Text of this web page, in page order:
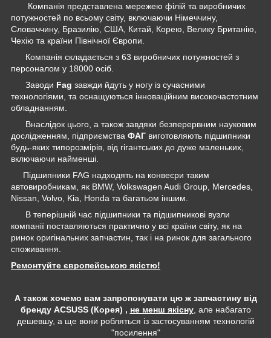
Компанія представлена мережею філій та виробничих
потужностей по всьому світу, включаючи Німеччину,
Словаччину, Бразилію, США, Китай, Корею, Велику Британію,
Чехію та країни Північної Європи.
Компанія складається з 63 виробничих потужностей з
персоналом у 18000 осіб.
Заводи Fag завжди йдуть у ногу із сучасними
технологіями, та оснащуються інноваційним високочастотним
обладнанням.
Внаслідок цього, а також завдяки безперервним науковим
дослідженням, підприємства ФАГ виготовляють підшипники
будь-яких типорозмірів, від гігантських до дуже маленьких,
включаючи найменші.
Підшипники FAG надходять на конвеєри таким
автовиробникам, як BMW, Volkswagen Audi Group, Mercedes,
Nissan, Volvo, Kia, Honda та багатьом іншим.
В теперішній час підшипники та підшипникові вузли
компанії поставляються практично у всі країни світу, як на
ринок оригінальних запчастин, так і на ринок для загального
споживання.
Ремонтуйте європейською якістю!
А також хочемо вам запропонувати цю ж запчастину від
бренду ACSUSS (Корея) , не менш якісну, але набагато
дешевшу, а ще вони робляться із застосуванням технологій
"посилення"